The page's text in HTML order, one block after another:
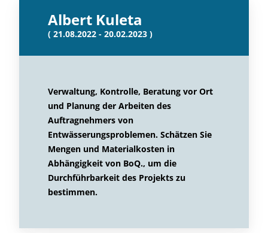
Albert Kuleta
( 21.08.2022 - 20.02.2023 )
Verwaltung, Kontrolle, Beratung vor Ort
und Planung der Arbeiten des
Auftragnehmers von
Entwässerungsproblemen. Schätzen Sie
Mengen und Materialkosten in
Abhängigkeit von BoQ., um die
Durchführbarkeit des Projekts zu
bestimmen.